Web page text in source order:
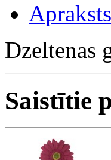
Apraksts
Dzeltenas
Saistītie